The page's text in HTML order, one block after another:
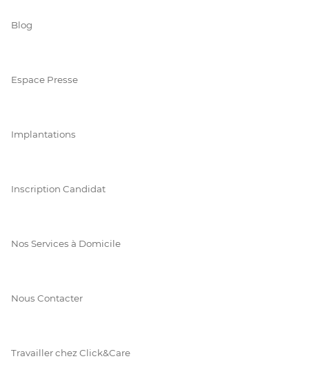
Blog
Espace Presse
Implantations
Inscription Candidat
Nos Services à Domicile
Nous Contacter
Travailler chez Click&Care